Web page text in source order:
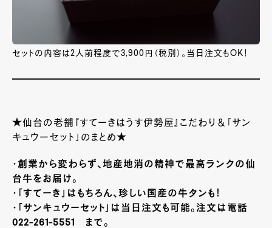
セットの内容は2人前程度で3,900円（税別）。当日注文もOK！
★仙台の老舗『すてーきはうす伊勢屋』こだわり＆「サン
キュウーセット」のまとめ★
・創業から変わらず、地産地消の精神で最高ランクの仙
台牛をお届け。
・「すてーき」はもちろん、珍しい国産の牛タンも！
・「サンキュウーセット」は当日注文も可能。注文は電話
022-261-5551 まで。